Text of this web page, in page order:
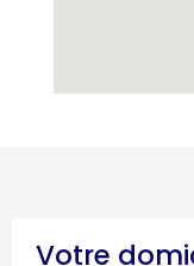
Votre